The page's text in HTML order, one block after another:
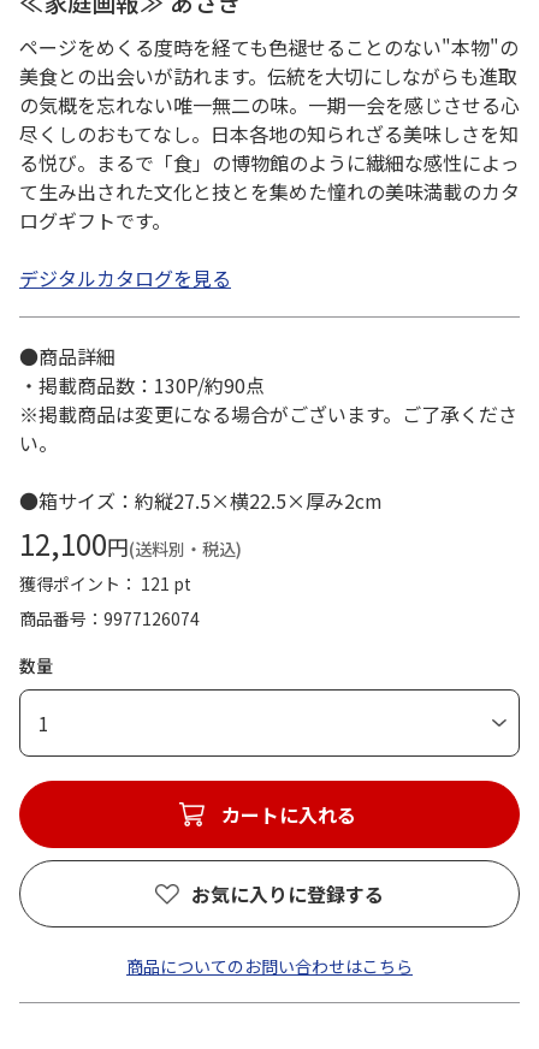
ページをめくる度時を経ても色褪せることのない"本物"の
美食との出会いが訪れます。伝統を大切にしながらも進取
の気概を忘れない唯一無二の味。一期一会を感じさせる心
尽くしのおもてなし。日本各地の知られざる美味しさを知
る悦び。まるで「食」の博物館のように繊細な感性によっ
て生み出された文化と技とを集めた憧れの美味満載のカタ
ログギフトです。
デジタルカタログを見る
●商品詳細
・掲載商品数：130P/約90点
※掲載商品は変更になる場合がございます。ご了承くださ
い。
●箱サイズ：約縦27.5×横22.5×厚み2cm
12,100円(送料別・税込)
獲得ポイント： 121 pt
商品番号
9977126074
数量
1
カートに入れる
お気に入りに登録する
商品についてのお問い合わせはこちら